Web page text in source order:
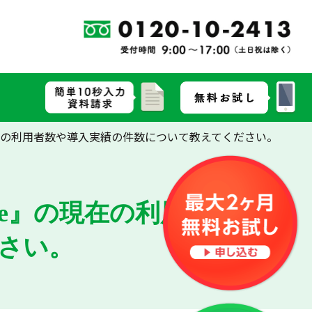
用者数や導入実績の件数について教えてください。
の現在の利用者数や導
い。